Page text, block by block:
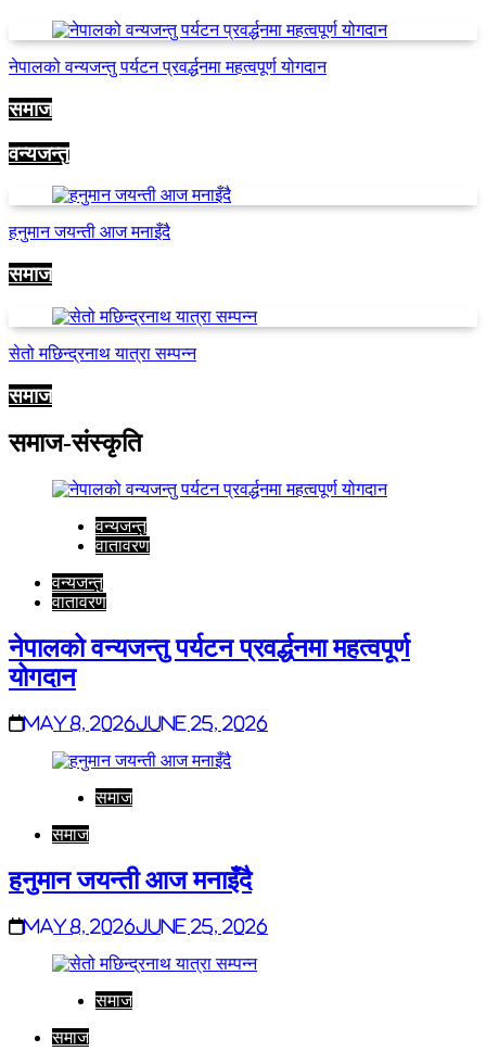
नेपालको वन्यजन्तु पर्यटन प्रवर्द्धनमा महत्वपूर्ण योगदान
समाज
वन्यजन्तु
हनुमान जयन्ती आज मनाइँदै
समाज
सेतो मछिन्द्रनाथ यात्रा सम्पन्न
समाज
समाज-संस्कृति
वन्यजन्तु
वातावरण
वन्यजन्तु
वातावरण
नेपालको वन्यजन्तु पर्यटन प्रवर्द्धनमा महत्वपूर्ण
योगदान
May 8, 2026June 25, 2026
समाज
समाज
हनुमान जयन्ती आज मनाइँदै
May 8, 2026June 25, 2026
समाज
समाज